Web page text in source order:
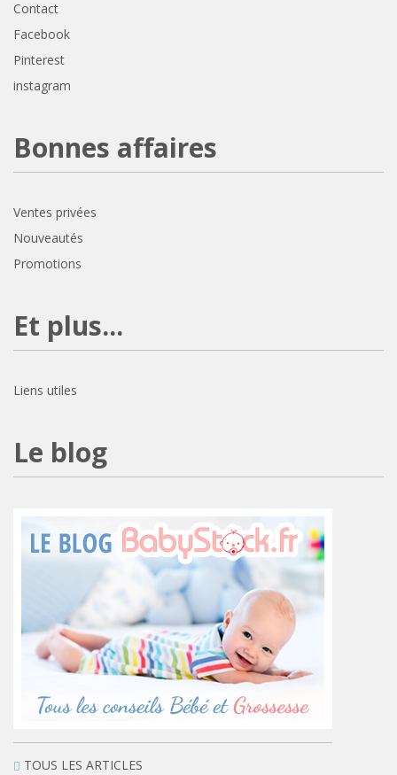
Contact
Facebook
Pinterest
instagram
Bonnes affaires
Ventes privées
Nouveautés
Promotions
Et plus...
Liens utiles
Le blog
TOUS LES ARTICLES